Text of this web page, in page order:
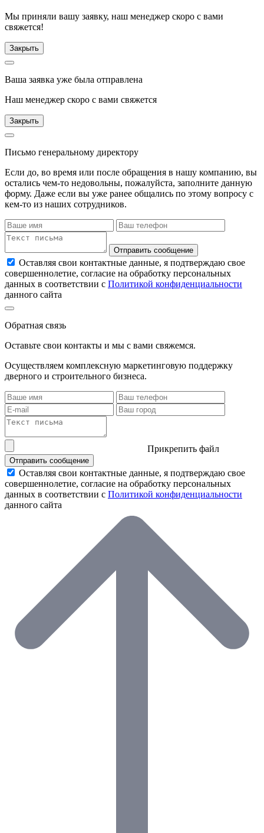
Мы приняли вашу заявку, наш менеджер скоро с вами
свяжется!
Закрыть
Ваша заявка уже была отправлена
Наш менеджер скоро с вами свяжется
Закрыть
Письмо генеральному директору
Если до, во время или после обращения в нашу компанию, вы
остались чем-то недовольны, пожалуйста, заполните данную
форму. Даже если вы уже ранее общались по этому вопросу с
кем-то из наших сотрудников.
Отправить сообщение
Оставляя свои контактные данные, я подтверждаю свое
совершеннолетие, согласие на обработку персональных
данных в соответствии с Политикой конфиденциальности
данного сайта
Обратная связь
Оставьте свои контакты и мы с вами свяжемся.
Осуществляем комплексную маркетинговую поддержку
дверного и строительного бизнеса.
Прикрепить файл
Отправить сообщение
Оставляя свои контактные данные, я подтверждаю свое
совершеннолетие, согласие на обработку персональных
данных в соответствии с Политикой конфиденциальности
данного сайта